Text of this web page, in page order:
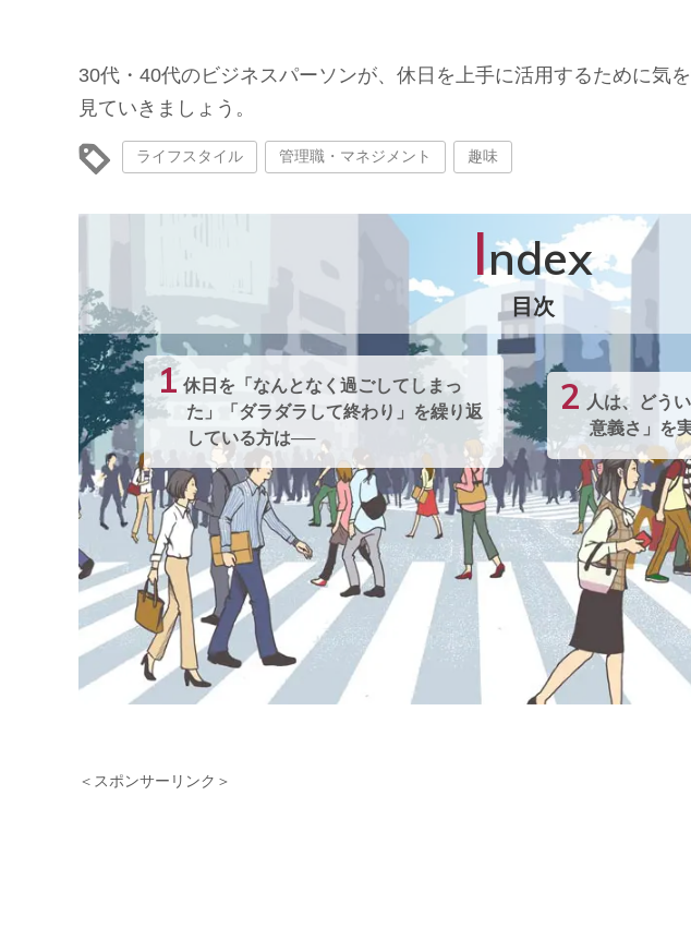
30代・40代のビジネスパーソンが、休日を上手に活用するために気
見ていきましょう。
ライフスタイル 管理職・マネジメント 趣味
Index
目次
1 休日を「なんとなく過ごしてしまっ
た」「ダラダラして終わり」を繰り返
している方は──
2 人は、どう
意義さ」を
3 有意義な休日を実践するための、おす
すめの取り組み・アクション タイプ別
3点！
4 事例 「週末はボ
者として活躍」
まとめ
＜スポンサーリンク＞